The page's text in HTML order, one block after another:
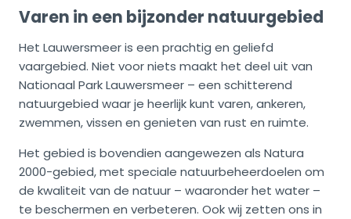
Varen in een bijzonder natuurgebied
Het Lauwersmeer is een prachtig en geliefd
vaargebied. Niet voor niets maakt het deel uit van
Nationaal Park Lauwersmeer – een schitterend
natuurgebied waar je heerlijk kunt varen, ankeren,
zwemmen, vissen en genieten van rust en ruimte.
Het gebied is bovendien aangewezen als Natura
2000-gebied, met speciale natuurbeheerdoelen om
de kwaliteit van de natuur – waaronder het water –
te beschermen en verbeteren. Ook wij zetten ons in